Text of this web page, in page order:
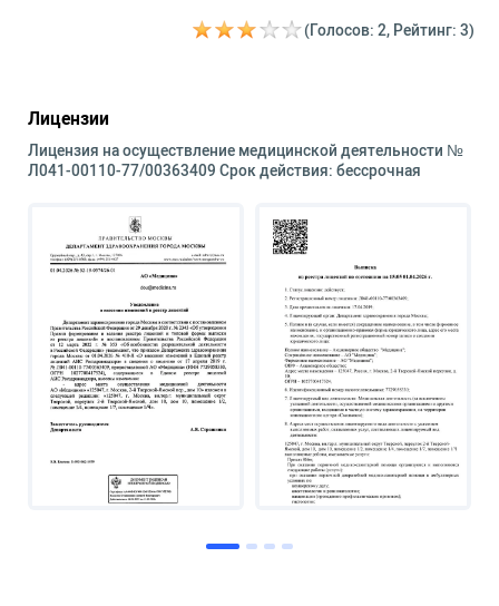
(Голосов: 2, Рейтинг: 3)
Лицензии
Лицензия на осуществление медицинской деятельности №
Л041-00110-77/00363409 Срок действия: бессрочная